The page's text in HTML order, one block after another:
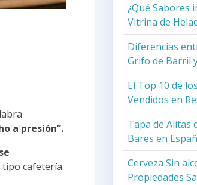
a presión”.
cafetería.
¿Qué Sabores
Vitrina de
Diferencias
Grifo de Barril
El Top 10 de
Vendidos en
Tapa de Alitas
Bares en
Cerveza Sin
Propiedades